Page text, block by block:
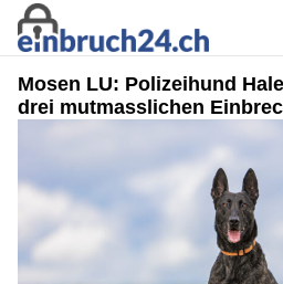
Mosen LU: Polizeihund
drei mutmasslichen